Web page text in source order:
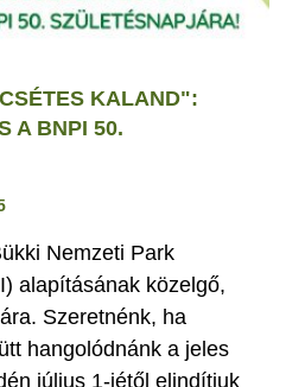
KALAND":
A BNPI 50.
Nemzeti Park
alapításának közelgő,
Szeretnénk, ha
hangolódnánk a jeles
július 1-jétől elindítjuk